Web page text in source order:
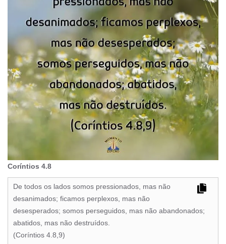
Coríntios 4.8
De todos os lados somos pressionados, mas não
desanimados; ficamos perplexos, mas não
desesperados; somos perseguidos, mas não abandonados;
abatidos, mas não destruídos.
(Coríntios 4.8,9)